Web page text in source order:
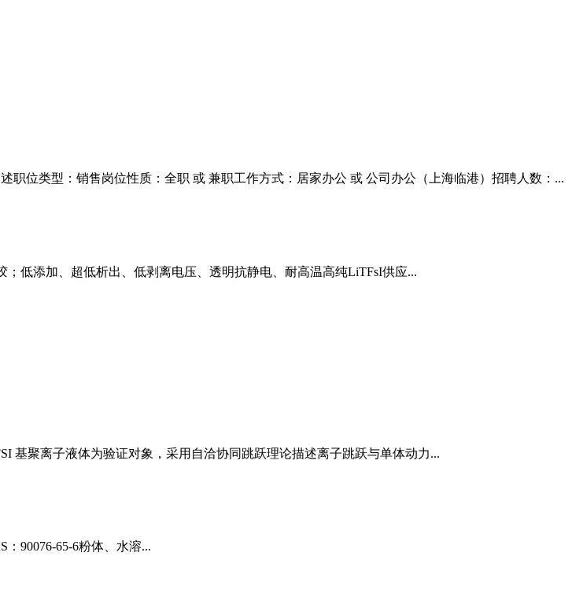
职位类型：销售岗位性质：全职 或 兼职工作方式：居家办公 或 公司办公（上海临港）招聘人数：...
低添加、超低析出、低剥离电压、透明抗静电、耐高温高纯LiTFsI供应...
基聚离子液体为验证对象，采用自洽协同跳跃理论描述离子跳跃与单体动力...
：90076-65-6粉体、水溶...